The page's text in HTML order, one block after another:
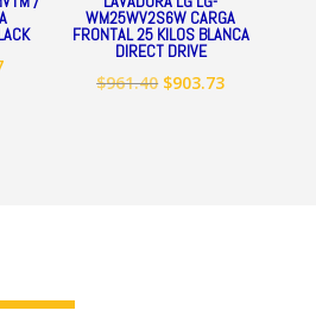
El
WM25WV2S6W CARGA
FRONTAL 25 KILOS BLANCA
DIRECT DRIVE
$961.40 El
$903.73El